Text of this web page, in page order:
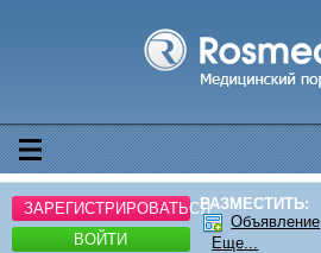
ЗАРЕГИСТРИРОВАТЬСЯ
ВОЙТИ
РАЗМЕСТИТЬ:
Объявление
Еще...